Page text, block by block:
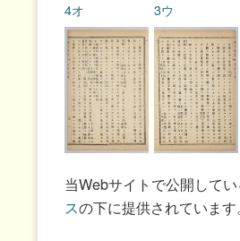
3ウ
4オ
当Webサイトで公開して
スの下に提供されています。